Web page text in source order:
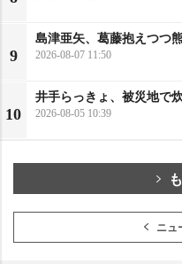
9
島津亜矢、葛藤抱えつつ
2026-08-07 11:50
10
井手らっきょ、被災地で
2026-08-05 10:39
ニュ